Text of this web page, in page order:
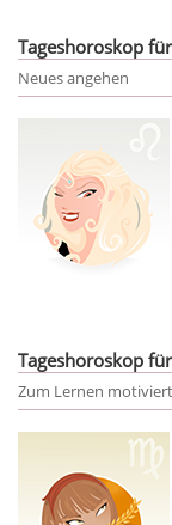
Tageshoroskop
Neues angehen
Tageshoroskop
Zum Lernen motiviert